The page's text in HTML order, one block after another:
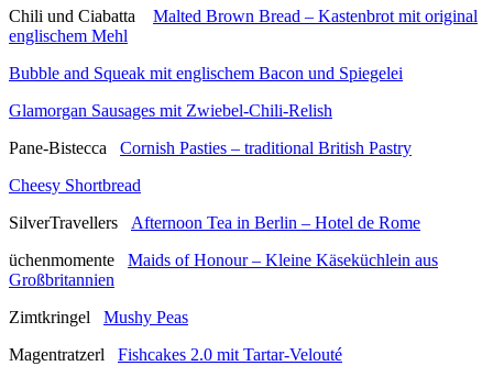
Chili und Ciabatta Malted Brown Bread – Kastenbrot mit original
englischem Mehl
Bubble and Squeak mit englischem Bacon und Spiegelei
Glamorgan Sausages mit Zwiebel-Chili-Relish
Pane-Bistecca Cornish Pasties – traditional British Pastry
Cheesy Shortbread
SilverTravellers Afternoon Tea in Berlin – Hotel de Rome
üchenmomente Maids of Honour – Kleine Käseküchlein aus
Großbritannien
Zimtkringel Mushy Peas
Magentratzerl Fishcakes 2.0 mit Tartar-Velouté